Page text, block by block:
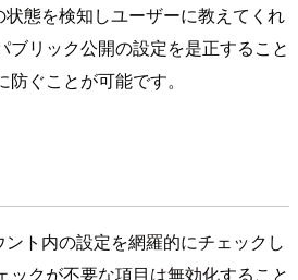
態を検知しユーザーに教えてくれ
ブリック公開の設定を是正すること
ぐことが可能です。
ト内の設定を網羅的にチェックし
ックが不要な項目は無効化すること